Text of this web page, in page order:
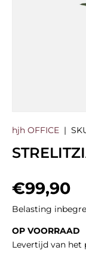
hjh OFFICE |
€99,90
Belasting
OP VOORRAAD
Levertijd van het